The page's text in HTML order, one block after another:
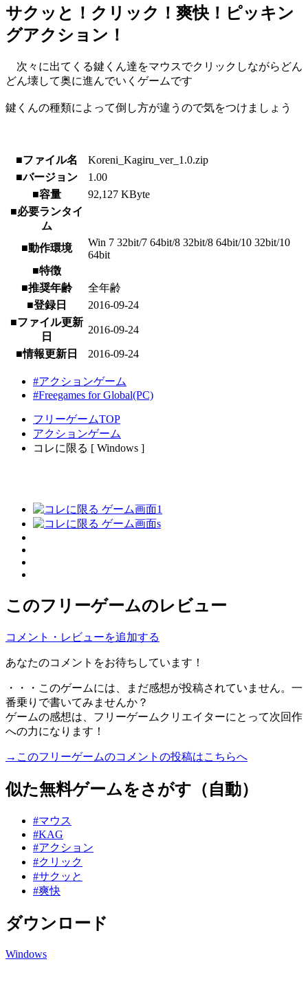
サクッと！クリック！爽快！ピッキン
グアクション！
次々に出てくる鍵くん達をマウスでクリックしながらどん
どん壊して奥に進んでいくゲームです
鍵くんの種類によって倒し方が違うので気をつけましょう
■ファイル名
Koreni_Kagiru_ver_1.0.zip
■バージョン
1.00
■容量
92,127 KByte
■必要ランタイ
ム
■動作環境
Win 7 32bit/7 64bit/8 32bit/8 64bit/10 32bit/10
64bit
■特徴
■推奨年齢
全年齢
■登録日
2016-09-24
■ファイル更新
日
2016-09-24
■情報更新日 2016-09-24
#アクションゲーム
#Freegames for Global(PC)
フリーゲームTOP
アクションゲーム
コレに限る [ Windows ]
このフリーゲームのレビュー
コメント・レビューを追加する
あなたのコメントをお待ちしています！
・・・このゲームには、まだ感想が投稿されていません。一
番乗りで書いてみませんか？
ゲームの感想は、フリーゲームクリエイターにとって次回作
への力になります！
→このフリーゲームのコメントの投稿はこちらへ
似た無料ゲームをさがす（自動）
#マウス
#KAG
#アクション
#クリック
#サクッと
#爽快
ダウンロード
Windows